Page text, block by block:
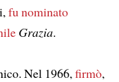
fu nominato
Grazia.
Nel 1966,firmò,